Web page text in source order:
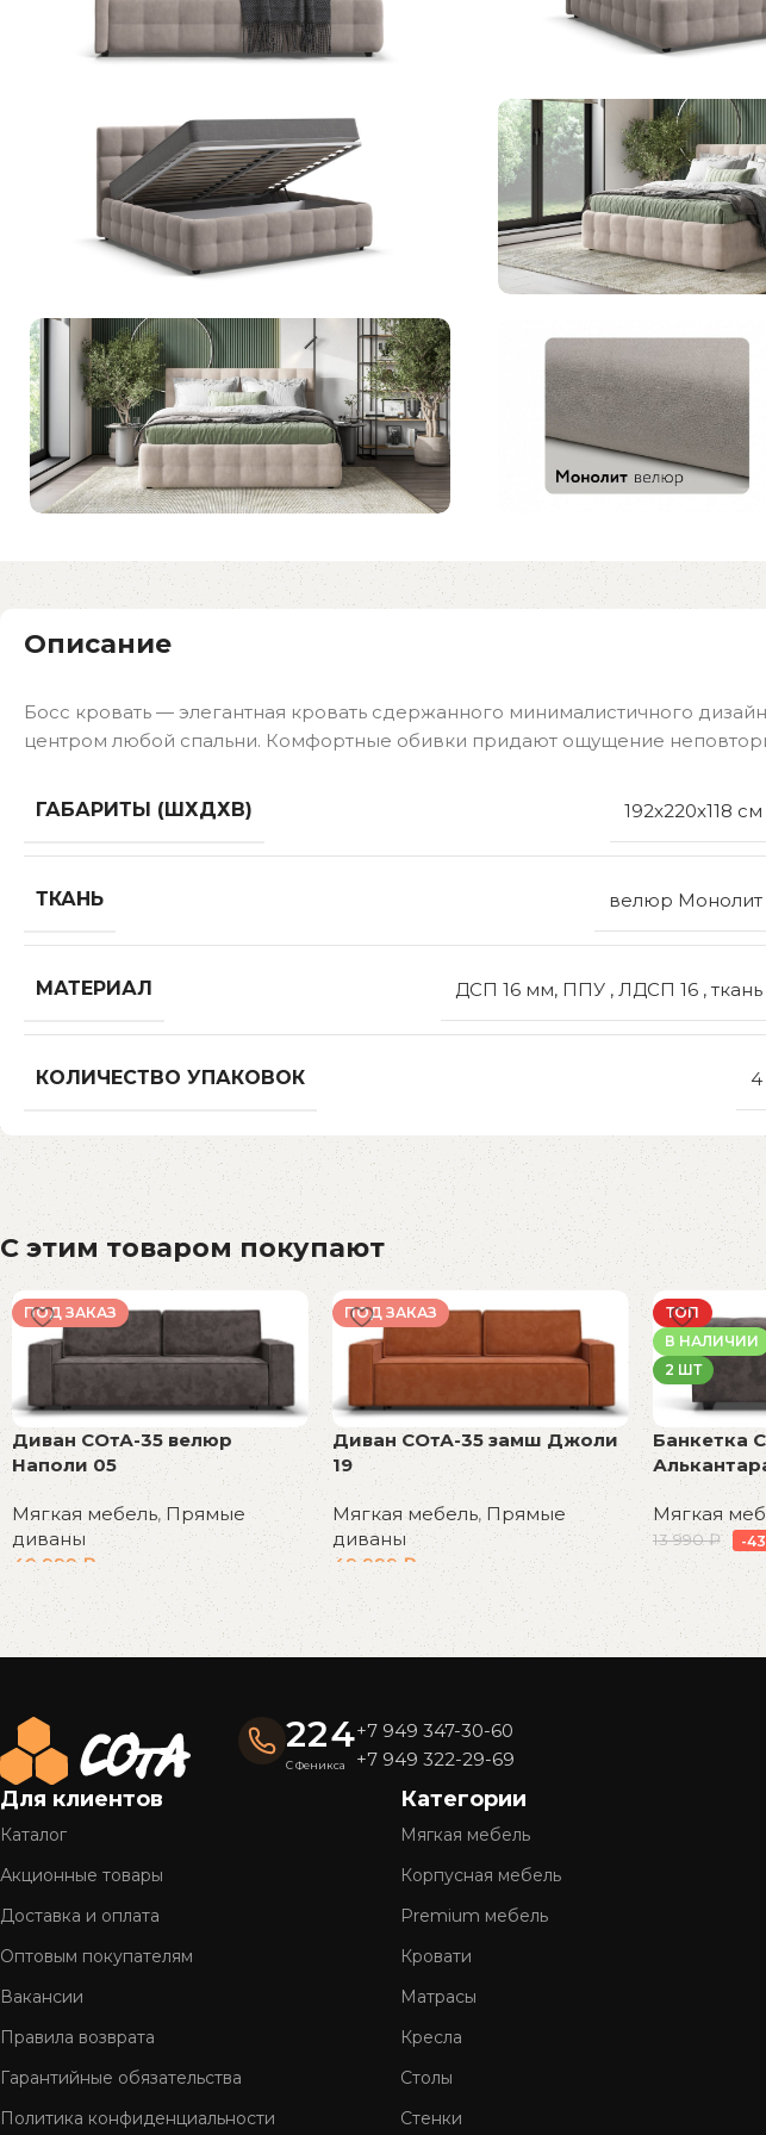
Описание
Босс кровать — элегантная кровать сдержанного минималистичного
центром любой спальни. Комфортные обивки придают ощущение
ГАБАРИТЫ (ШХДХВ) 192x220x118 см
ТКАНЬ велюр Монолит
МАТЕРИАЛ ДСП 16 мм, ППУ , ЛДСП 16 , ткань
КОЛИЧЕСТВО УПАКОВОК 4
С этим товаром покупают
ПОД ЗАКАЗ
Диван СОтА-35 велюр
Наполи 05
Мягкая мебель,Прямые
диваны
49 999 ₽
В корзину
ПОД ЗАКАЗ
Диван СОтА-35 замш Джоли
19
Мягкая мебель, Прямые
диваны
49 999 ₽
В корзину
ТОП
В НАЛИЧИИ
2 ШТ
Банкетка
Мягкая
13 990₽ -
В корзину
Read More
224
С Феникса
+7 949 347-30-60
+7 949 322-29-69
Для клиентов
Каталог
Акционные товары
Доставка и оплата
Оптовым покупателям
Вакансии
Правила возврата
Гарантийные обязательства
Политика конфиденциальности
Категории
Мягкая мебель
Корпусная мебель
Premium мебель
Кровати
Матрасы
Кресла
Столы
Стенки